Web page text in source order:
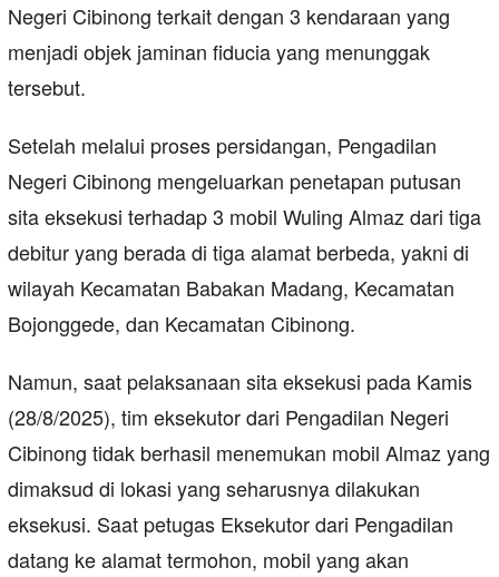
Negeri Cibinong terkait dengan 3 kendaraan yang
menjadi objek jaminan fiducia yang menunggak
tersebut.
Setelah melalui proses persidangan, Pengadilan
Negeri Cibinong mengeluarkan penetapan putusan
sita eksekusi terhadap 3 mobil Wuling Almaz dari tiga
debitur yang berada di tiga alamat berbeda, yakni di
wilayah Kecamatan Babakan Madang, Kecamatan
Bojonggede, dan Kecamatan Cibinong.
Namun, saat pelaksanaan sita eksekusi pada Kamis
(28/8/2025), tim eksekutor dari Pengadilan Negeri
Cibinong tidak berhasil menemukan mobil Almaz yang
dimaksud di lokasi yang seharusnya dilakukan
eksekusi. Saat petugas Eksekutor dari Pengadilan
datang ke alamat termohon, mobil yang akan